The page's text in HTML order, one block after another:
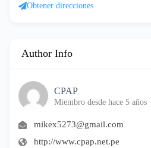
Obtener direcciones
Author Info
CPAP
Miembro desde hace 5 años
mikex5273@gmail.com
http://www.cpap.net.pe